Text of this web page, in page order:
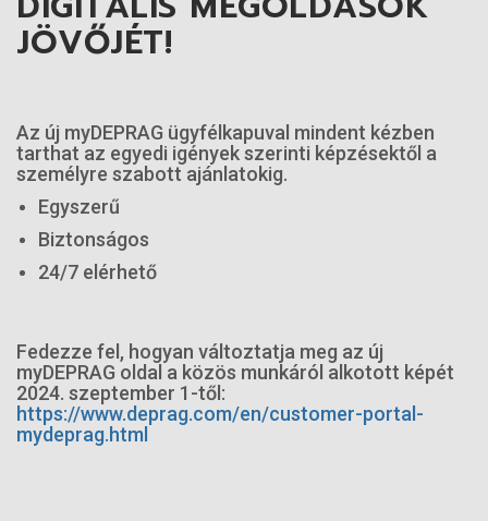
JÖVŐJÉT!
Az új myDEPRAG ügyfélkapuval mindent kézben
tarthat az egyedi igények szerinti képzésektől a
személyre szabott ajánlatokig.
Egyszerű
Biztonságos
24/7 elérhető
Fedezze fel, hogyan változtatja meg az új
myDEPRAG oldal a közös munkáról alkotott képét
2024. szeptember 1-től:
https://www.deprag.com/en/customer-portal-
mydeprag.html